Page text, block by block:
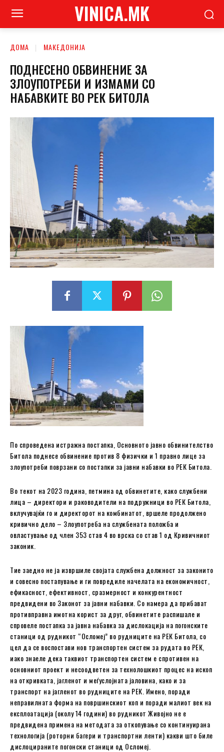
VINICA.MK
ДОМА МАКЕДОНИЈА
ПОДНЕСЕНО ОБВИНЕНИЕ ЗА
ЗЛОУПОТРЕБИ И ИЗМАМИ СО
НАБАВКИТЕ ВО РЕК БИТОЛА
По спроведена истражна постапка, Основното јавно обвинителство
Битола поднесе обвинение против 8 физички и 1 правно лице за
злоупотреби поврзани со постапки за јавни набавки во РЕК Битола.
Во текот на 2023 година, петмина од обвинетите, како службени
лица – директори и раководители на подружници во РЕК Битола,
вклучувајќи го и директорот на комбинатот, вршеле продолжено
кривично дело – Злоупотреба на службената положба и
овластување од член 353 став 4 во врска со став 1 од Кривичниот
законик.
Тие заедно не ја извршиле својата службена должност за законито
и совесно постапување и ги повредиле начелата на економичност,
ефикасност, ефективност, сразмерност и конкурентност
предвидени во Законот за јавни набавки. Со намера да прибават
противправна имотна корист за друг, обвинетите распишале и
спровеле постапка за јавна набавка за дислокација на погонските
станици од рудникот “Осломеј” во рудниците на РЕК Битола, со
цел да се воспостави нов транспортен систем за рудата во РЕК,
иако знаеле дека таквиот транспортен систем е спротивен на
основниот проект и несоодветен за технолошкиот процес на ископ
на откривката, јагленот и меѓуслојната јаловина, како и за
транспорт на јагленот во рудниците на РЕК. Имено, поради
неправилната форма на површинскиот коп и поради малиот век на
експлоатација (околу 14 години) во рудникот Живојно не е
предвидена примена на методата за откопување со континуирана
технологија (роторни багери и транспортни ленти) какви што биле
дислоцираните погонски станици од Осломеј.